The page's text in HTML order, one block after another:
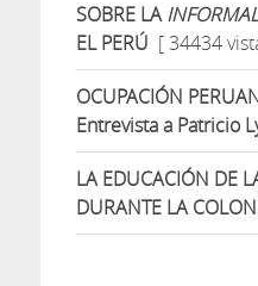
SOBRE LA
EL PERÚ [ 34434
OCUPACIÓN
Entrevista a Patricio
LA EDUCACIÓN DE
DURANTE LA